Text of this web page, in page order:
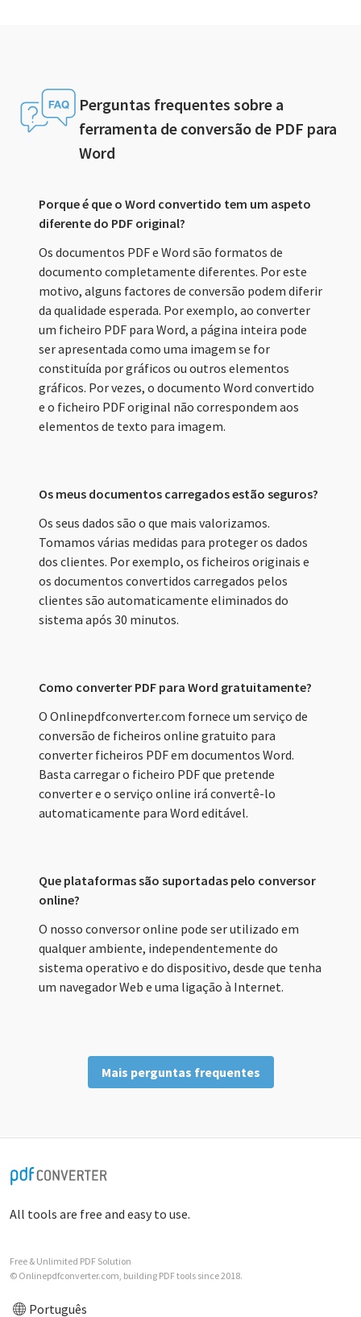
Perguntas frequentes sobre a
ferramenta de conversão de PDF para
Word
Porque é que o Word convertido tem um aspeto
diferente do PDF original?
Os documentos PDF e Word são formatos de
documento completamente diferentes. Por este
motivo, alguns factores de conversão podem diferir
da qualidade esperada. Por exemplo, ao converter
um ficheiro PDF para Word, a página inteira pode
ser apresentada como uma imagem se for
constituída por gráficos ou outros elementos
gráficos. Por vezes, o documento Word convertido
e o ficheiro PDF original não correspondem aos
elementos de texto para imagem.
Os meus documentos carregados estão seguros?
Os seus dados são o que mais valorizamos.
Tomamos várias medidas para proteger os dados
dos clientes. Por exemplo, os ficheiros originais e
os documentos convertidos carregados pelos
clientes são automaticamente eliminados do
sistema após 30 minutos.
Como converter PDF para Word gratuitamente?
O Onlinepdfconverter.com fornece um serviço de
conversão de ficheiros online gratuito para
converter ficheiros PDF em documentos Word.
Basta carregar o ficheiro PDF que pretende
converter e o serviço online irá convertê-lo
automaticamente para Word editável.
Que plataformas são suportadas pelo conversor
online?
O nosso conversor online pode ser utilizado em
qualquer ambiente, independentemente do
sistema operativo e do dispositivo, desde que tenha
um navegador Web e uma ligação à Internet.
Mais perguntas frequentes
All tools are free and easy to use.
Free & Unlimited PDF Solution
© Onlinepdfconverter.com, building PDF tools since 2018.
Português